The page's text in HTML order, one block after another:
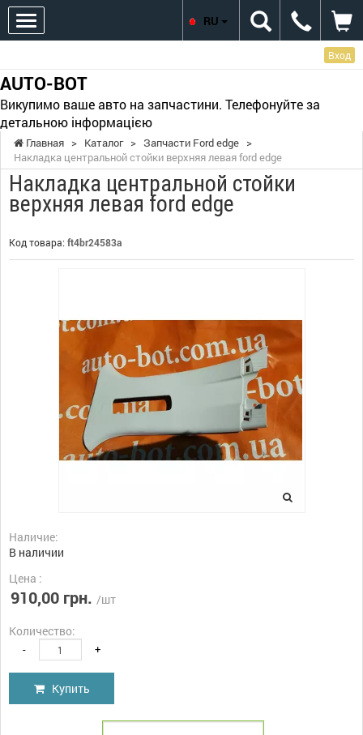
Вход
AUTO-BOT
Викупимо ваше авто на запчастини. Телефонуйте за
детальною інформацією
RU
Главная > Каталог > Запчасти Ford edge >
Накладка центральной стойки верхняя левая ford edge
Накладка центральной стойки
верхняя левая ford edge
Код товара: ft4br24583a
Наличие:
В наличии
Цена :
910,00 грн. /шт
Количество:
- +
Купить